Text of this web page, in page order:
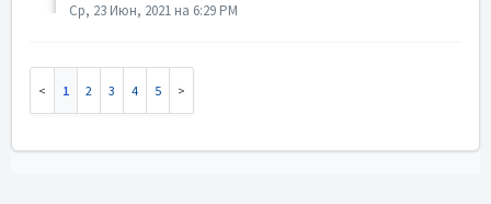
Ср, 23 Июн, 2021 на 6:29 PM
1 2 3 4 5